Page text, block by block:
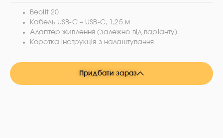
Beolit 20
Кабель USB-C – USB-C, 1,25 м
Адаптер живлення (залежно від варіанту)
Коротка інструкція з налаштування
Придбати зараз